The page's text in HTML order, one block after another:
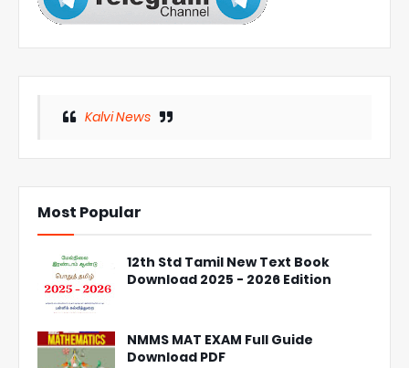
Kalvi News
Most Popular
12th Std Tamil New Text Book
Download 2025 - 2026 Edition
NMMS MAT EXAM Full Guide
Download PDF